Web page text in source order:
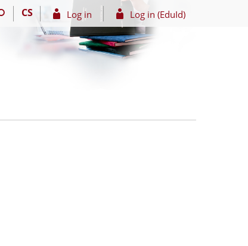
CS Log in Log in (EduId)